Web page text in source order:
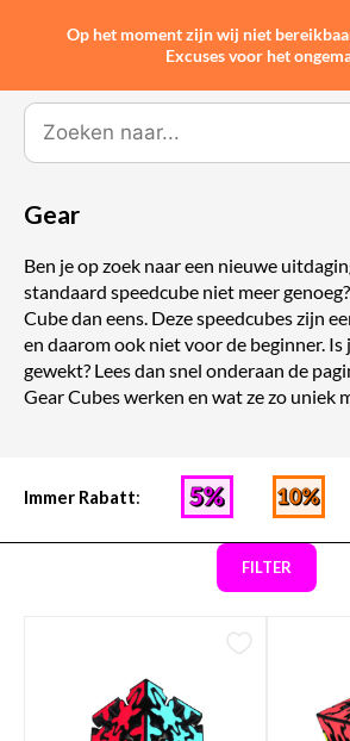
Gear
Ben je op zoek naar een nieuwe
standaard speedcube niet meer
Cube dan eens. Deze speedcubes zijn
en daarom ook niet voor de beginner. Is
gewekt? Lees dan snel onderaan de
Gear Cubes werken en wat ze zo uniek
Immer Rabatt:
FILTER
Op het moment zijn wij niet
Excuses voor het